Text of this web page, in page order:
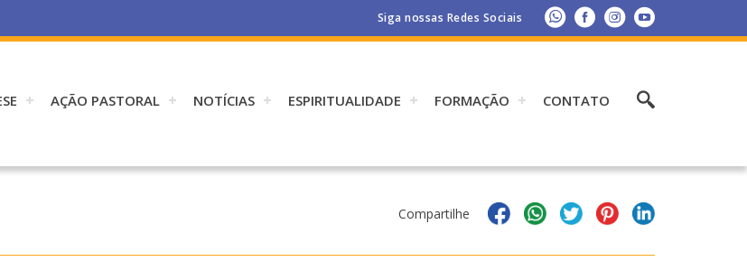
Siga nossas Redes Sociais
AÇÃO PASTORAL NOTÍCIAS ESPIRITUALIDADE FORMAÇÃO CONTATO
Compartilhe